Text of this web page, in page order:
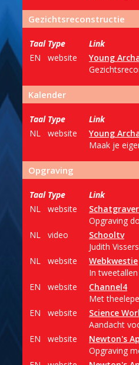
Gezichtsreconstructie
Taal Type
Link
EN
website
Young
Kalender
Taal Type
Link
NL
website
Young
Maak je
Opgraving
Taal Type
Link
NL
website
Opgraving
NL
video
Schooltv
Judith
NL
website
Webkwestie
In
EN
website
Channel4
Met
EN
website
Science
Aandacht
EN
website
Newton's
Opgraving